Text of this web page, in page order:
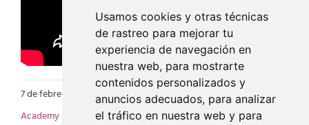
Usamos cookies y otras técnicas
de rastreo para mejorar tu
experiencia de navegación en
nuestra web, para mostrarte
contenidos personalizados y
anuncios adecuados, para analizar
el tráfico en nuestra web y para
7 de febrero de 2025 | Categorías:EIY Academy,Videos EIY
Academy
Etiquetas:conciencia, escuela internacional de yoga